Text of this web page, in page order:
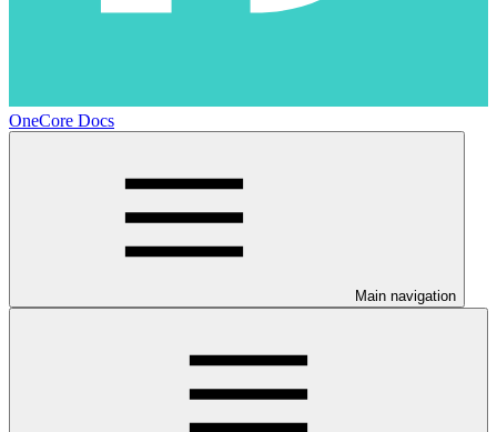
OneCore Docs
Main navigation